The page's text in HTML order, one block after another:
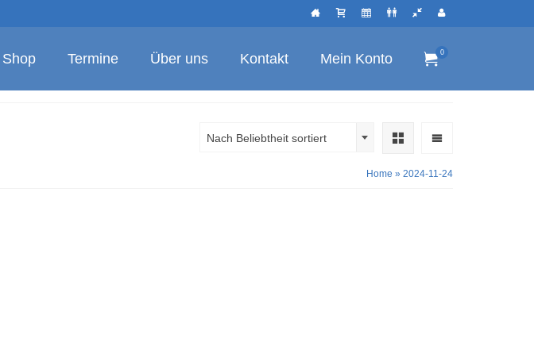
Shop Termine Über uns Kontakt Mein Konto 0
Nach Beliebtheit sortiert
Home » 2024-11-24